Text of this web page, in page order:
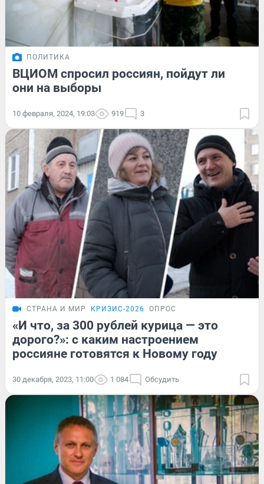
ПОЛИТИКА
ВЦИОМ спросил россиян, пойдут ли
они на выборы
10 февраля, 2024, 19:03 919 3
СТРАНА И МИР КРИЗИС-2026 ОПРОС
«И что, за 300 рублей курица — это
дорого?»: с каким настроением
россияне готовятся к Новому году
30 декабря, 2023, 11:00 1 084 Обсудить